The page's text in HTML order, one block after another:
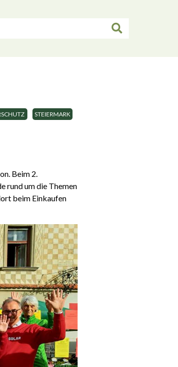
STEIERMARK
Beim 2.
rund um die Themen
beim Einkaufen